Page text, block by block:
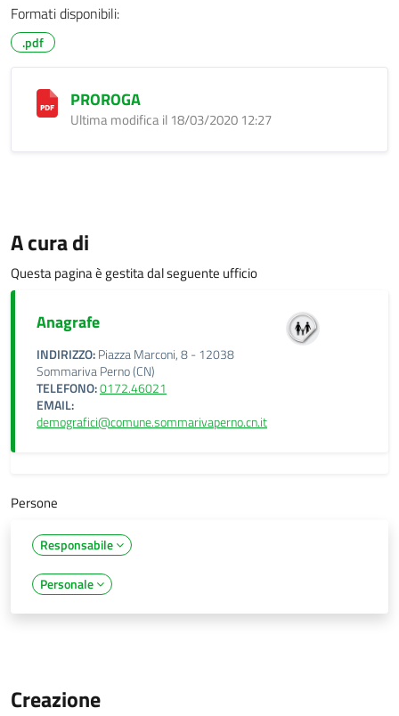
Formati disponibili:
.pdf
PROROGA
Ultima modifica il 18/03/2020 12:27
A cura di
Questa pagina è gestita dal seguente ufficio
Anagrafe
INDIRIZZO:Piazza Marconi, 8 - 12038
Sommariva Perno (CN)
TELEFONO:0172.46021
EMAIL:
demografici@comune.sommarivaperno.cn.it
Persone
Responsabile
Personale
Creazione